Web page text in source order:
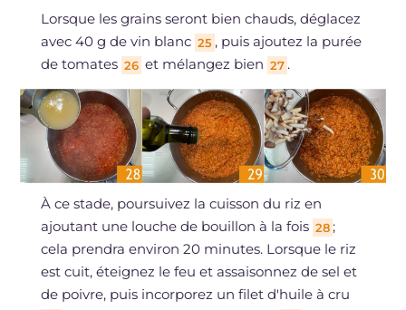
Lorsque les grains seront bien chauds, déglacez
avec 40 g de vin blanc 25 , puis ajoutez la purée
de tomates 26 et mélangez bien 27 .
À ce stade, poursuivez la cuisson du riz en
ajoutant une louche de bouillon à la fois 28 ;
cela prendra environ 20 minutes. Lorsque le riz
est cuit, éteignez le feu et assaisonnez de sel et
de poivre, puis incorporez un filet d'huile à cru